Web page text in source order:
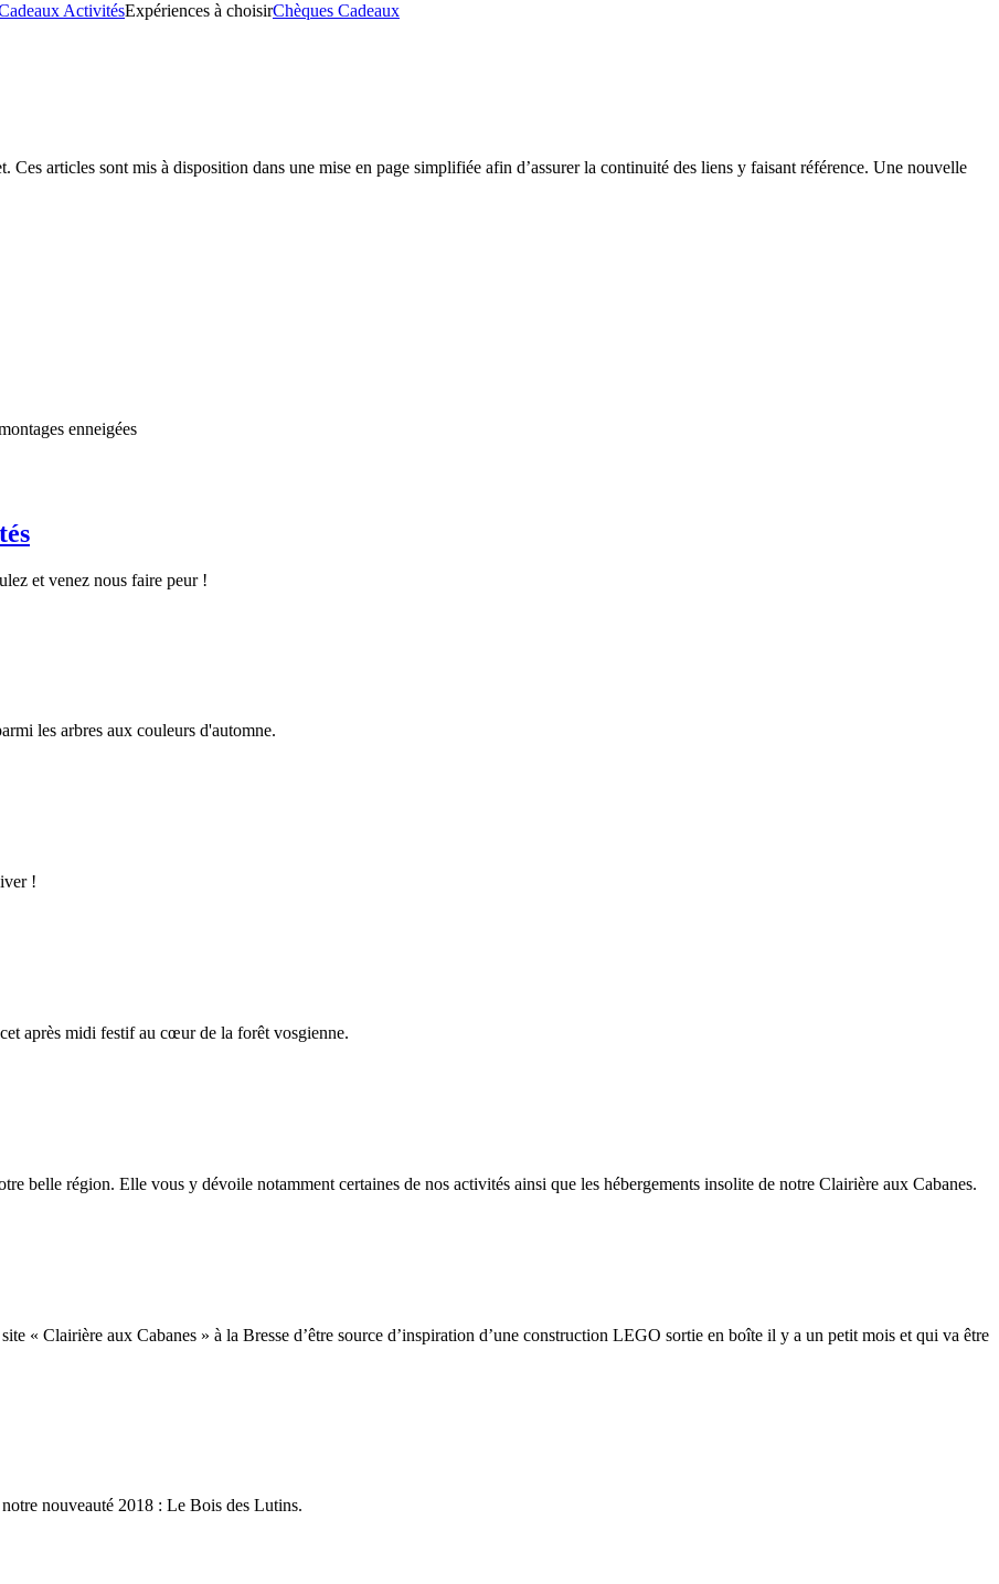
ActivitésExpériences à choisirChèques Cadeaux
Ces articles sont mis à disposition dans une mise en page simplifiée afin d’assurer la continuité des liens y faisant référence. Une nouvelle
enneigées
et venez nous faire peur !
les arbres aux couleurs d'automne.
!
après midi festif au cœur de la forêt vosgienne.
belle région. Elle vous y dévoile notamment certaines de nos activités ainsi que les hébergements insolite de notre Clairière aux Cabanes.
« Clairière aux Cabanes » à la Bresse d’être source d’inspiration d’une construction LEGO sortie en boîte il y a un petit mois et qui va être
nouveauté 2018 : Le Bois des Lutins.